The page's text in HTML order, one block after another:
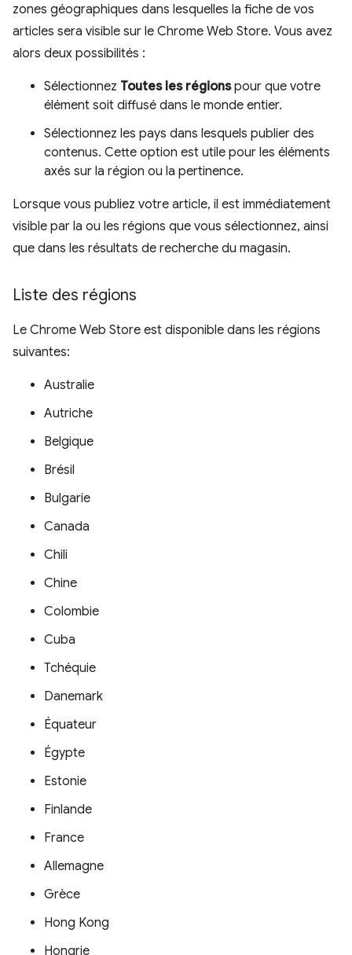
zones géographiques dans lesquelles la fiche de vos
articles sera visible sur le Chrome Web Store. Vous avez
alors deux possibilités :
Sélectionnez Toutes les régionspour que votre
élément soit diffusé dans le monde entier.
Sélectionnez les pays dans lesquels publier des
contenus. Cette option est utile pour les éléments
axés sur la région ou la pertinence.
Lorsque vous publiez votre article, il est immédiatement
visible par la ou les régions que vous sélectionnez, ainsi
que dans les résultats de recherche du magasin.
Liste des régions
Le Chrome Web Store est disponible dans les régions
suivantes:
Australie
Autriche
Belgique
Brésil
Bulgarie
Canada
Chili
Chine
Colombie
Cuba
Tchéquie
Danemark
Équateur
Égypte
Estonie
Finlande
France
Allemagne
Grèce
Hong Kong
Hongrie